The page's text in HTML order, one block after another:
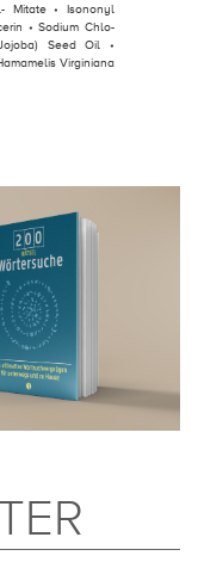
Mitate • Isononyl
• Sodium Chlo-
Seed Oil •
Virginiana